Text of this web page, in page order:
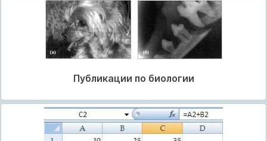
Публикации по биологии